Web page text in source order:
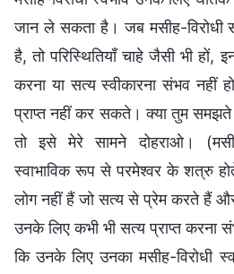
जान ले सकता है। जब मसीह-विरोधी
है, तो परिस्थितियाँ चाहे जैसी भी हों,
करना या सत्य स्वीकारना संभव नहीं
प्राप्त नहीं कर सकते। क्या तुम
तो इसे मेरे सामने दोहराओ।
स्वाभाविक रूप से परमेश्वर के शत्रु
लोग नहीं हैं जो सत्य से प्रेम करते हैं
उनके लिए कभी भी सत्य प्राप्त करना
कि उनके लिए उनका मसीह-विरोधी